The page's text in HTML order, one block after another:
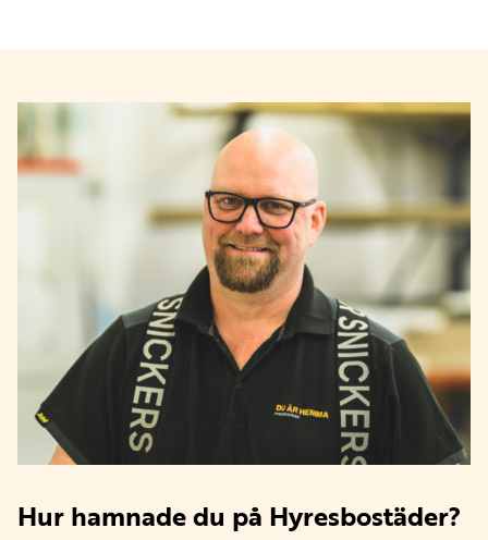
Hur hamnade du på Hyresbostäder?